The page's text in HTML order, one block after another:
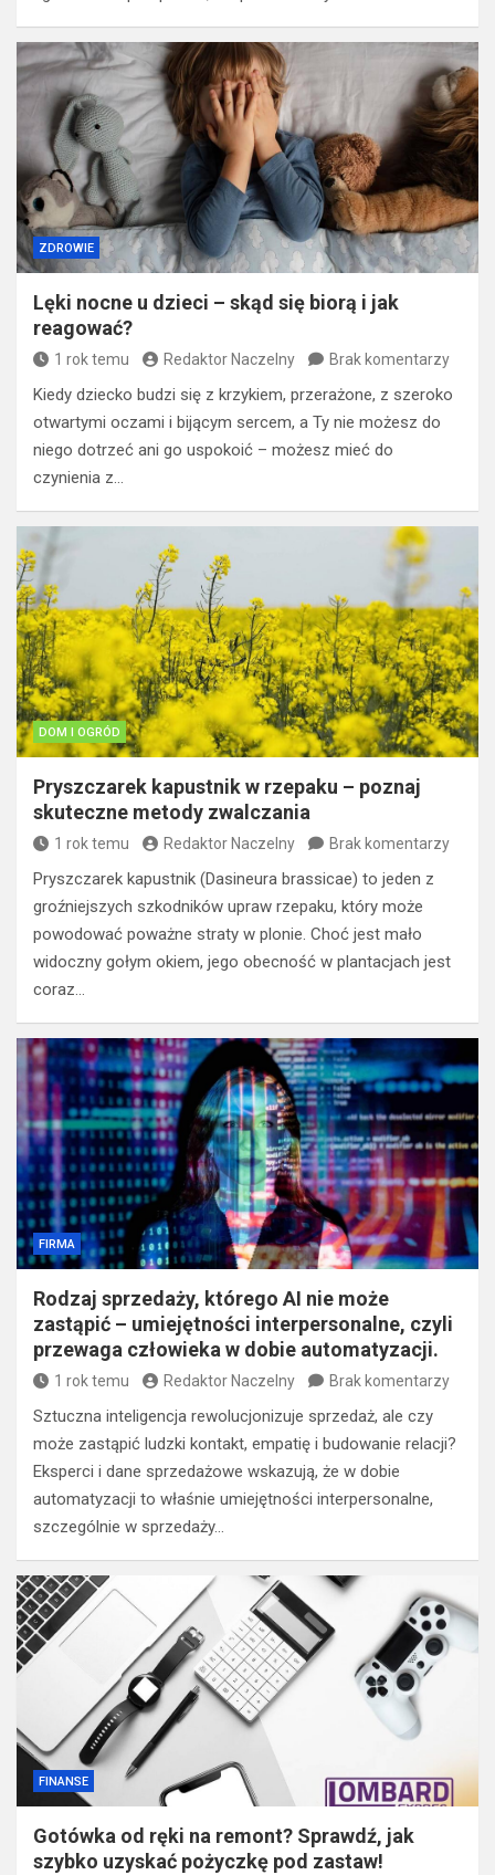
ZDROWIE
Lęki nocne u dzieci – skąd się biorą i jak
reagować?
1 rok temu Redaktor Naczelny Brak komentarzy
Kiedy dziecko budzi się z krzykiem, przerażone, z szeroko
otwartymi oczami i bijącym sercem, a Ty nie możesz do
niego dotrzeć ani go uspokoić – możesz mieć do
czynienia z…
DOM I OGRÓD
Pryszczarek kapustnik w rzepaku – poznaj
skuteczne metody zwalczania
1 rok temu Redaktor Naczelny Brak komentarzy
Pryszczarek kapustnik (Dasineura brassicae) to jeden z
groźniejszych szkodników upraw rzepaku, który może
powodować poważne straty w plonie. Choć jest mało
widoczny gołym okiem, jego obecność w plantacjach jest
coraz…
FIRMA
Rodzaj sprzedaży, którego AI nie może
zastąpić – umiejętności interpersonalne, czyli
przewaga człowieka w dobie automatyzacji.
1 rok temu Redaktor Naczelny Brak komentarzy
Sztuczna inteligencja rewolucjonizuje sprzedaż, ale czy
może zastąpić ludzki kontakt, empatię i budowanie relacji?
Eksperci i dane sprzedażowe wskazują, że w dobie
automatyzacji to właśnie umiejętności interpersonalne,
szczególnie w sprzedaży…
FINANSE
Gotówka od ręki na remont? Sprawdź, jak
szybko uzyskać pożyczkę pod zastaw!